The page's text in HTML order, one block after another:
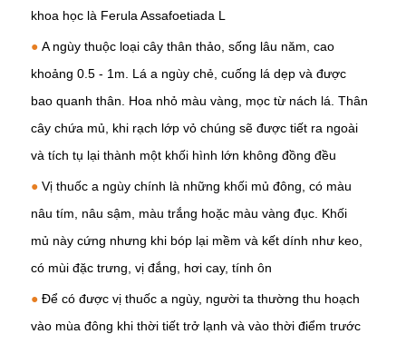
khoa học là Ferula Assafoetiada L
● A ngùy thuộc loại cây thân thảo, sống lâu năm, cao
khoảng 0.5 - 1m. Lá a ngùy chẻ, cuống lá dẹp và được
bao quanh thân. Hoa nhỏ màu vàng, mọc từ nách lá. Thân
cây chứa mủ, khi rạch lớp vỏ chúng sẽ được tiết ra ngoài
và tích tụ lại thành một khối hình lớn không đồng đều
● Vị thuốc a ngùy chính là những khối mủ đông, có màu
nâu tím, nâu sậm, màu trắng hoặc màu vàng đục. Khối
mủ này cứng nhưng khi bóp lại mềm và kết dính như keo,
có mùi đặc trưng, vị đắng, hơi cay, tính ôn
● Để có được vị thuốc a ngùy, người ta thường thu hoạch
vào mùa đông khi thời tiết trở lạnh và vào thời điểm trước